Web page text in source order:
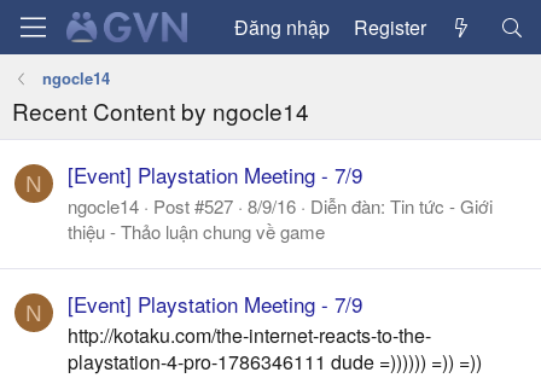
Đăng nhập Register
ngocle14
Recent Content by ngocle14
N [Event] Playstation Meeting - 7/9
ngocle14 Post #527 8/9/16 Diễn đàn: Tin tức - Giới
thiệu - Thảo luận chung về game
N [Event] Playstation Meeting - 7/9
http://kotaku.com/the-internet-reacts-to-the-
playstation-4-pro-1786346111 dude =)))))) =)) =))